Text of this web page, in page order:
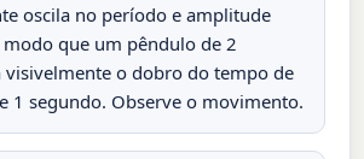
oscila no período e amplitude
modo que um pêndulo de 2
visivelmente o dobro do tempo de
1 segundo. Observe o movimento.